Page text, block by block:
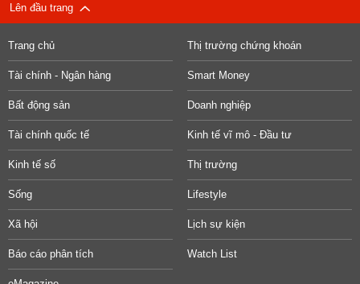
Lên đầu trang
Trang chủ Thị trường chứng khoán
Tài chính - Ngân hàng Smart Money
Bất động sản Doanh nghiệp
Tài chính quốc tế Kinh tế vĩ mô - Đầu tư
Kinh tế số Thị trường
Sống Lifestyle
Xã hội Lịch sự kiện
Báo cáo phân tích Watch List